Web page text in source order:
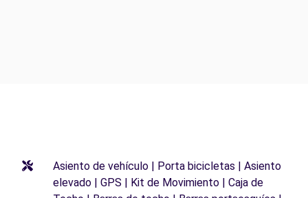
Asiento de vehículo | Porta bicicletas | Asiento
elevado | GPS | Kit de Movimiento | Caja de